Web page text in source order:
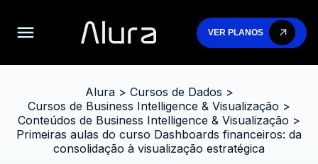
VER PLANOS
Alura> Cursos de Dados >
Cursos de Business Intelligence & Visualização >
Conteúdos de Business Intelligence & Visualização >
Primeiras aulas do curso Dashboards financeiros: da
consolidação à visualização estratégica